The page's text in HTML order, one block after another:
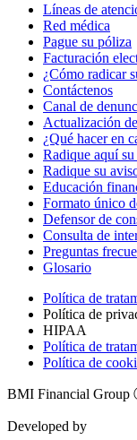
Líneas de
Red médica
Pague su póliza
Facturación
¿Cómo radicar
Contáctenos
Canal de
Actualización
¿Qué hacer en
Radique aquí
Radique su
Educación
Formato único
Defensor de
Consulta de
Preguntas
Glosario
Política de
Política de
HIPAA
Política de
Política de
BMI Financial Group
Developed by